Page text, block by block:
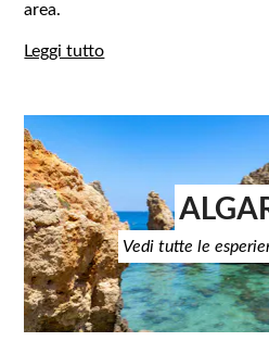
area.
Leggi tutto
Vedi tutte le